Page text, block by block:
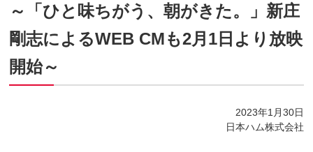
～「ひと味ちがう、朝がきた。」新庄
剛志によるWEB CMも2月1日より放映
開始～
2023年1月30日
日本ハム株式会社